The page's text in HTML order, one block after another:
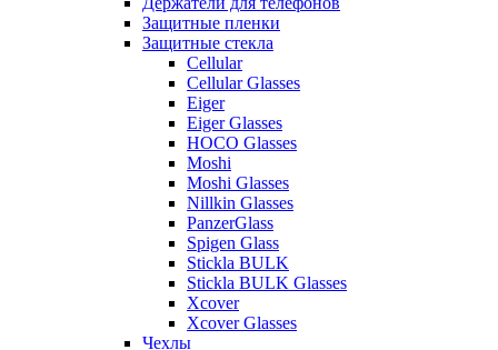
Защитные пленки
Защитные стекла
Cellular
Cellular Glasses
Eiger
Eiger Glasses
HOCO Glasses
Moshi
Moshi Glasses
Nillkin Glasses
PanzerGlass
Spigen Glass
Stickla BULK
Stickla BULK Glasses
Xcover
Xcover Glasses
Чехлы